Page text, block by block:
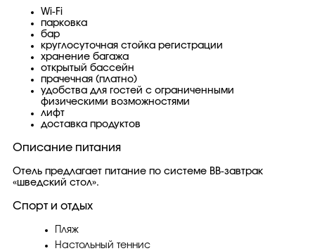
Wi-Fi
парковка
бар
круглосуточная стойка регистрации
хранение багажа
открытый бассейн
прачечная (платно)
удобства для гостей с ограниченными
физическими возможностями
лифт
доставка продуктов
Описание питания
Отель предлагает питание по системе ВВ-завтрак
«шведский стол».
Спорт и отдых
Пляж
Настольный теннис